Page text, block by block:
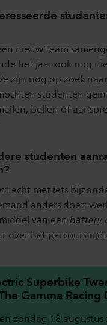
nieuw team
het jaar ook nog
zijn nog op zoek
studenten
bellen of
studenten
echt met iets
anders doet:
van een battery
over het parcours
Superbike
Gamma Racing
zondag 18 augustus